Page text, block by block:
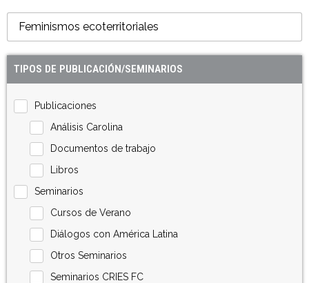
TIPOS DE PUBLICACIÓN/SEMINARIOS
Publicaciones
Análisis Carolina
Documentos de trabajo
Libros
Seminarios
Cursos de Verano
Diálogos con América Latina
Otros Seminarios
Seminarios CRIES FC